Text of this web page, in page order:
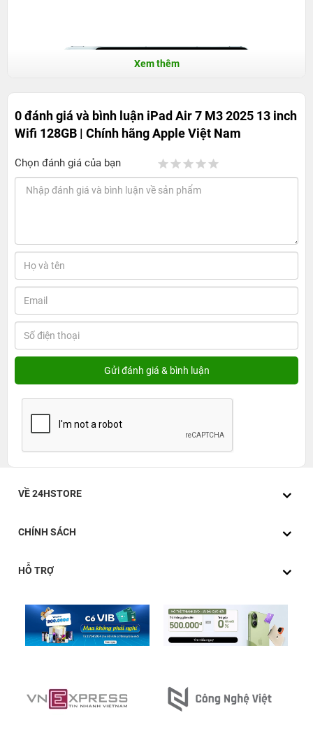
iPad Air M3 2025 13-inch Wifi 128GB - Sức
mạnh vượt trội đến từ chip M3
1. Giá bán iPad Air M3 2025 13-inch Wifi 128GB
​Theo thông tin chính thức từ Apple, ​iPad Air M3 2025 13-
inch phiên bản Wifi 128GB có giá bán khởi điểm tại Việt
Nam là 22.499.000 đồng.
Xem thêm
0 đánh giá và bình luận iPad Air 7 M3 2025 13 inch
Wifi 128GB | Chính hãng Apple Việt Nam
Chọn đánh giá của bạn
VỀ 24HSTORE
CHÍNH SÁCH
HỖ TRỢ